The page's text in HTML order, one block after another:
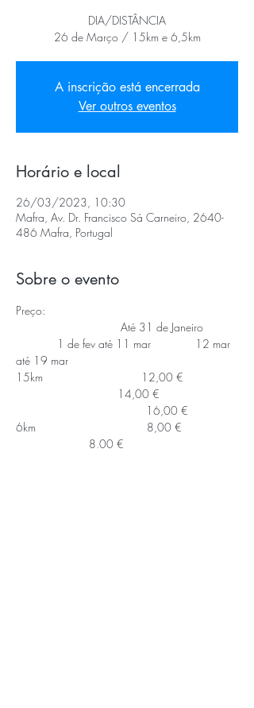
DIA/DISTÂNCIA
26 de Março / 15km e 6,5km
A inscrição está encerrada
Ver outros eventos
Horário e local
26/03/2023, 10:30
Mafra, Av. Dr. Francisco Sá Carneiro, 2640-
486 Mafra, Portugal
Sobre o evento
Preço:
Até 31 de Janeiro
1 de fev até 11 mar              12 mar
até 19 mar
15km                               12,00 €
14,00 €
16,00 €
6km                                   8,00 €
8,00 €